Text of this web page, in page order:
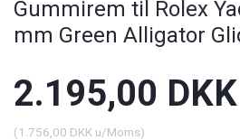
Gummirem til Rolex
mm Green Alligator
2.195,00 DKK
(1.756,00 DKK u/Moms)